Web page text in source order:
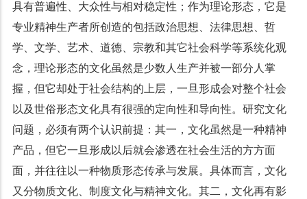
具有普遍性、大众性与相对稳定性；作为理论形态，它是
专业精神生产者所创造的包括政治思想、法律思想、哲
学、文学、艺术、道德、宗教和其它社会科学等系统化观
念，理论形态的文化虽然是少数人生产并被一部分人掌
握，但它却处于社会结构的上层，一旦形成会对整个社会
以及世俗形态文化具有很强的定向性和导向性。研究文化
问题，必须有两个认识前提：其一，文化虽然是一种精神
产品，但它一旦形成以后就会渗透在社会生活的方方面
面，并往往以一种物质形态传承与发展。具体而言，文化
又分物质文化、制度文化与精神文化。其二，文化再有影